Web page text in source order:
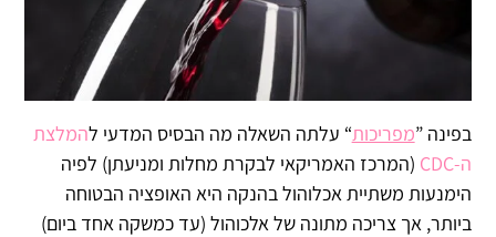
בפינה ”מפריכות“ עלתה השאלה מה הבסיס המדעי להמלצת
ה-CDC
(המרכז האמריקאי לבקרת מחלות ומניעתן) לפיה
הימנעות משתיית אכלוהול בהנקה היא האופציה הבטוחה
ביותר, אך צריכה מתונה של אלכוהול (עד כמשקה אחד ביום)